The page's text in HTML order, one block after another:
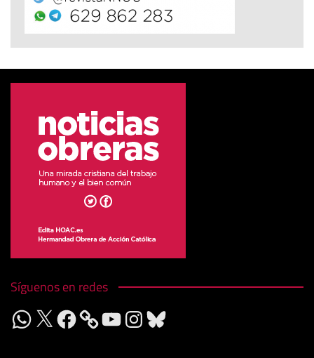
Síguenos en redes
WhatsApp
X Facebook YouTubeInstagram
Bluesky